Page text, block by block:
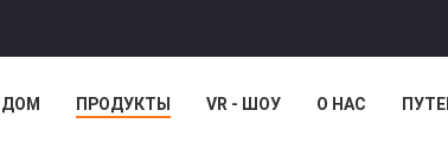
ДОМ ПРОДУКТЫ VR - ШОУ О НАС